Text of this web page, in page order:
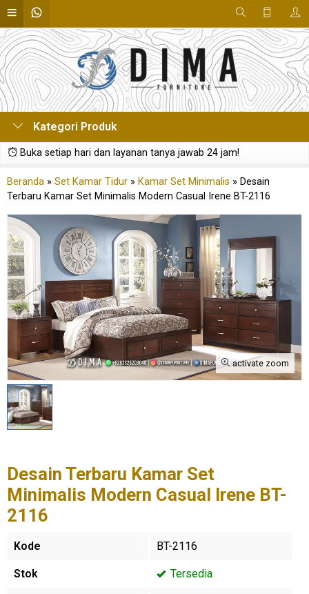
Kategori Produk
Buka setiap hari dan layanan tanya jawab 24 jam!
Beranda » Set Kamar Tidur » Kamar Set Minimalis » Desain
Terbaru Kamar Set Minimalis Modern Casual Irene BT-2116
activate zoom
Desain Terbaru Kamar Set
Minimalis Modern Casual Irene BT-
2116
Kode BT-2116
Stok Tersedia